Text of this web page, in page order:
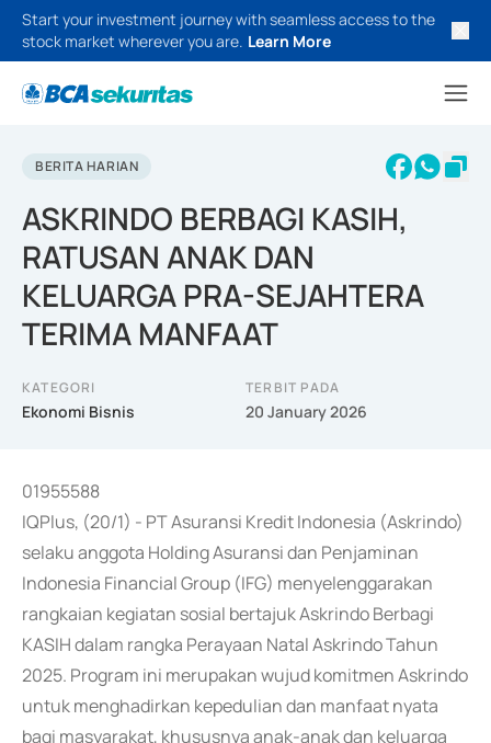
Start your investment journey with seamless access to the
stock market wherever you are. Learn More
BERITA HARIAN
ASKRINDO BERBAGI KASIH,
RATUSAN ANAK DAN
KELUARGA PRA-SEJAHTERA
TERIMA MANFAAT
KATEGORI
Ekonomi Bisnis
TERBIT PADA
20 January 2026
01955588
IQPlus, (20/1) - PT Asuransi Kredit Indonesia (Askrindo)
selaku anggota Holding Asuransi dan Penjaminan
Indonesia Financial Group (IFG) menyelenggarakan
rangkaian kegiatan sosial bertajuk Askrindo Berbagi
KASIH dalam rangka Perayaan Natal Askrindo Tahun
2025. Program ini merupakan wujud komitmen Askrindo
untuk menghadirkan kepedulian dan manfaat nyata
bagi masyarakat, khususnya anak-anak dan keluarga